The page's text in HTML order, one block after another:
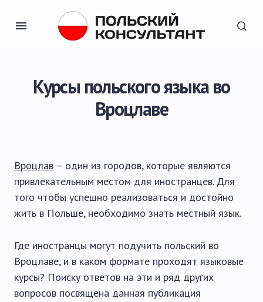
Курсы польского языка во
Вроцлаве
Вроцлав – один из городов, которые являются
привлекательным местом для иностранцев. Для
того чтобы успешно реализоваться и достойно
жить в Польше, необходимо знать местный язык.
Где иностранцы могут подучить польский во
Вроцлаве, и в каком формате проходят языковые
курсы? Поиску ответов на эти и ряд других
вопросов посвящена данная публикация